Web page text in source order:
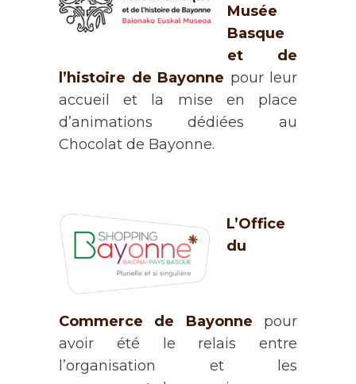
Musée
Basque
et de
l’histoire de Bayonne pour leur
accueil et la mise en place
d’animations dédiées au
Chocolat de Bayonne.
L’Office
du
Commerce de Bayonne
pour
avoir été le relais entre
l’organisation et les